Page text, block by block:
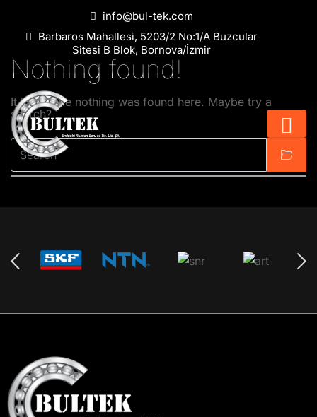
info@bul-tek.com
Barbaros Mahallesi, 5203/2 No:1/A Buzcular
Sitesi B Blok, Bornova/İzmir
Nothing found!
It looks like nothing was found here. Maybe try a
search?